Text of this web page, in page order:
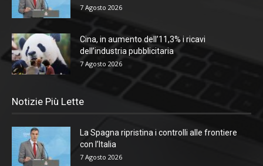
7 Agosto 2026
Cina, in aumento dell’11,3% i ricavi
dell’industria pubblicitaria
7 Agosto 2026
Notizie Più Lette
La Spagna ripristina i controlli alle frontiere
con l’Italia
7 Agosto 2026